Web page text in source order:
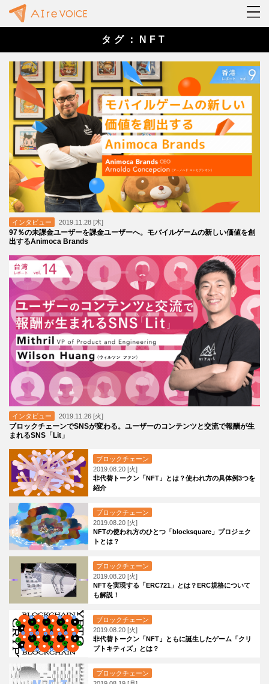
タグ：NFT
インタビュー 2019.11.28 [木]
97％の未課金ユーザーを課金ユーザーへ。モバイルゲームの新しい価値を創
出するAnimoca Brands
インタビュー 2019.11.26 [火]
ブロックチェーンでSNSが変わる。ユーザーのコンテンツと交流で報酬が生
まれるSNS「Lit」
ブロックチェーン
2019.08.20 [火]
非代替トークン「NFT」とは？使われ方の具体例3つを
紹介
ブロックチェーン
2019.08.20 [火]
NFTの使われ方のひとつ「blocksquare」プロジェク
トとは？
ブロックチェーン
2019.08.20 [火]
NFTを実現する「ERC721」とは？ERC規格について
も解説！
ブロックチェーン
2019.08.20 [火]
非代替トークン「NFT」ともに誕生したゲーム「クリ
プトキティズ」とは？
ブロックチェーン